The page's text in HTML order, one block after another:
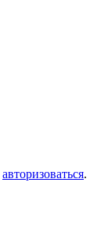
авторизоваться.